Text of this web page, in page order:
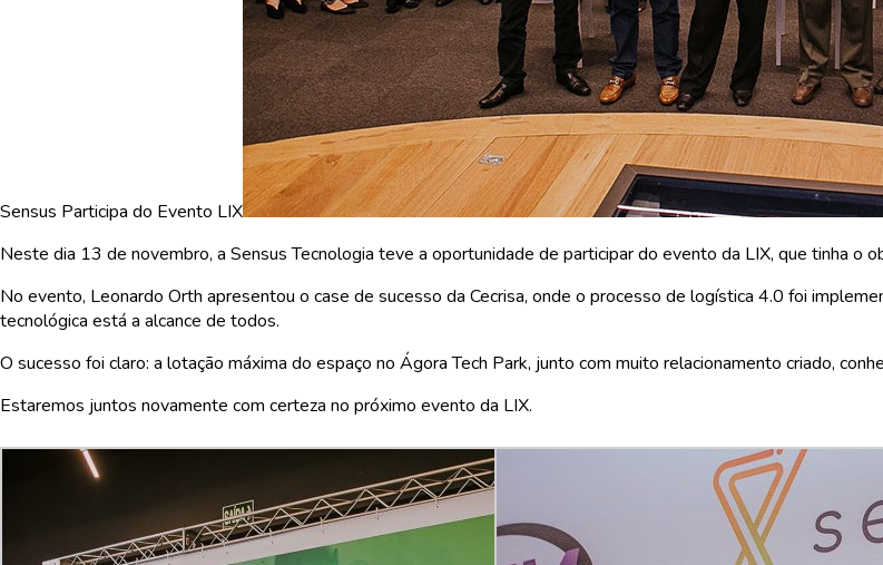
Sensus Participa do Evento LIX
Neste dia 13 de novembro, a Sensus Tecnologia teve a oportunidade de participar do evento da LIX, que tinha o
No evento, Leonardo Orth apresentou o case de sucesso da Cecrisa, onde o processo de logística 4.0 foi
tecnológica está a alcance de todos.
O sucesso foi claro: a lotação máxima do espaço no Ágora Tech Park, junto com muito relacionamento criado,
Estaremos juntos novamente com certeza no próximo evento da LIX.